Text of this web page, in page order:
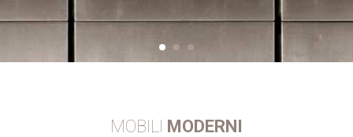
MOBILI MODERNI